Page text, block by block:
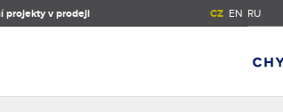
projekty v prodeji CZ EN RU